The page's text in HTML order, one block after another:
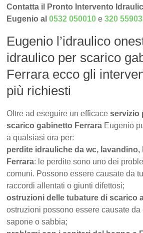
Contatta il Pronto Intervento
Eugenio al0532 050010 e320
Eugenio l’idraulico
idraulico per scarico
Ferrara ecco gli
più richiesti
Oltre ad eseguire un efficaceservizio
scarico gabinetto Ferrara Eugenio
a qualsiasi ora per:
perdite idrauliche da wc, lavandino,
Ferrara: le perdite sono uno dei
comuni. Possono essere causate da
raccordi allentati o giunti difettosi;
ostruzioni delle tubature di scarico
ostruzioni possono essere causate
sapone o sabbia;